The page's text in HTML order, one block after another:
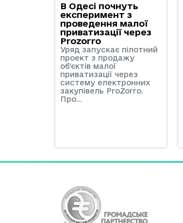
В Одесі почнуть
експеримент з
проведення малої
приватизації через
Рrozorro
Уряд запускає пілотний
проект з продажу
об'єктів малої
приватизації через
систему електронних
закупівель ProZorro.
Про…